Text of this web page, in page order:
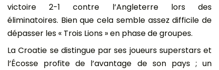
victoire 2-1 contre l’Angleterre lors des
éliminatoires. Bien que cela semble assez difficile de
dépasser les « Trois Lions » en phase de groupes.
La Croatie se distingue par ses joueurs superstars et
l’Écosse profite de l’avantage de son pays ; un